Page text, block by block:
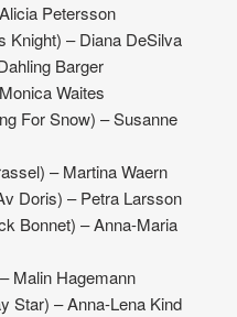
Petersson
Knight) – Diana DeSilva
Barger
Waites
For Snow) – Susanne
– Martina Waern
Doris) – Petra Larsson
Bonnet) – Anna-Maria
Malin Hagemann
Star) – Anna-Lena Kind